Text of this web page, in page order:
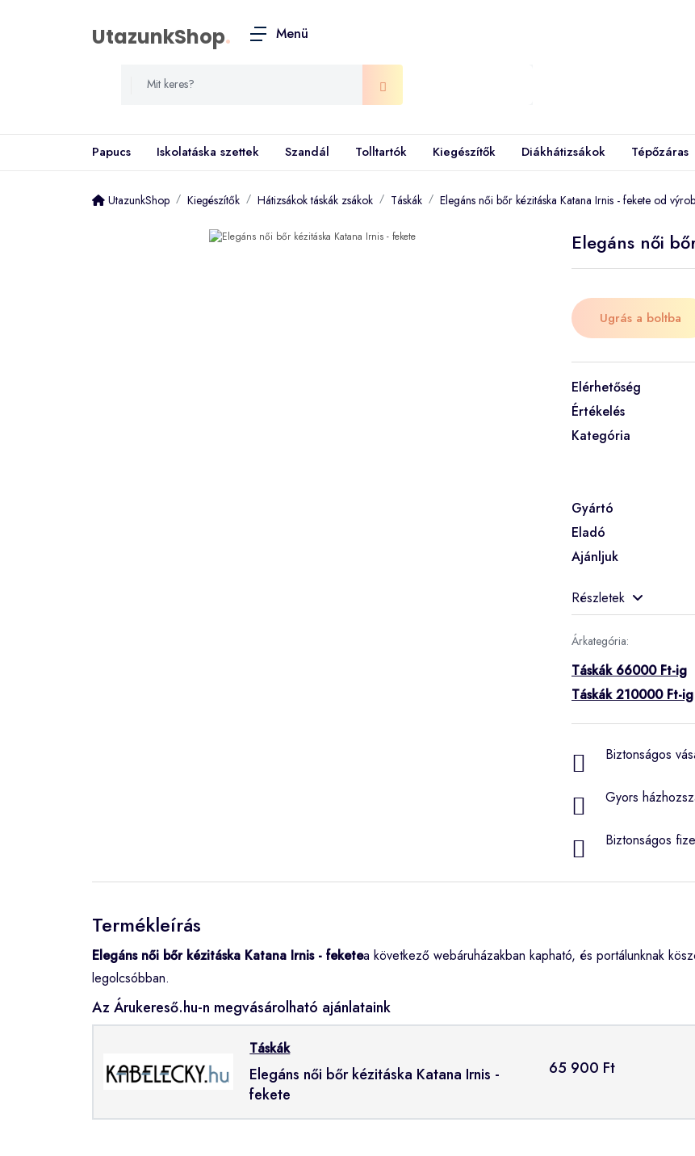
UtazunkShop. Menü
Papucs Iskolatáska szettek Szandál Tolltartók Kiegészítők Diákhátizsákok Tépőzáras
UtazunkShop Kiegészítők Hátizsákok táskák zsákok Táskák Elegáns női bőr kézitáska Katana Irnis - fekete od
Elegáns női
Ugrás a boltba
Elérhetőség
Értékelés
Kategória
Gyártó
Eladó
Ajánljuk
Részletek
Árkategória:
Táskák 66000 Ft-ig
Táskák 210000 Ft-ig
Biztonságos
Gyors
Biztonságos
Termékleírás
Elegáns női bőr kézitáska Katana Irnis - feketea következő webáruházakban kapható, és portálunknak
legolcsóbban.
Az Árukereső.hu-n megvásárolható ajánlataink
Táskák
Elegáns női bőr kézitáska Katana Irnis -
fekete
65 900 Ft